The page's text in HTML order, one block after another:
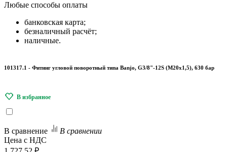
Любые способы оплаты
банковская карта;
безналичный расчёт;
наличные.
101317.1 - Фитинг угловой поворотный типа Banjo, G3/8"-12S (М20х1,5), 630 бар
В сравнение
В сравнении
Цена с НДС